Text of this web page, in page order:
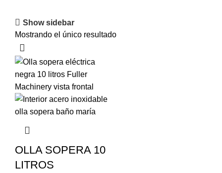
Show sidebar
Mostrando el único resultado
OLLA SOPERA 10
LITROS